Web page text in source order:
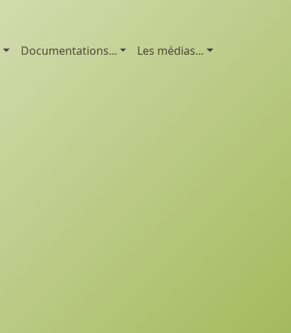
Documentations... Les médias...